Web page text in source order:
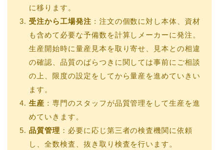
に移ります。
受注から工場発注 ：注文の個数に対し本体、資材
も含めて必要な予備数を計算しメーカーに発注。
生産開始時に量産見本を取り寄せ、見本との相違
の確認、品質のばらつきに関しては事前にご相談
の上、限度の設定をしてから量産を進めていきい
ます。
生産 ：専門のスタッフが品質管理をして生産を進
めていきます。
品質管理 ：必要に応じ第三者の検査機関に依頼
し、全数検査、抜き取り検査を行います。